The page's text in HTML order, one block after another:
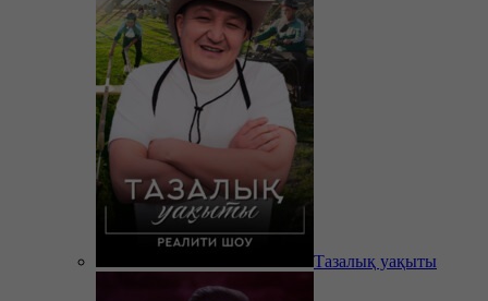
Тазалық уақыты